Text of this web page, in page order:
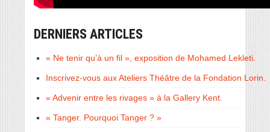
DERNIERS ARTICLES
« Ne tenir qu’à un fil », exposition de Mohamed Lekleti.
Inscrivez-vous aux Ateliers Théâtre de la Fondation Lorin.
« Advenir entre les rivages » à la Gallery Kent.
« Tanger. Pourquoi Tanger ? »